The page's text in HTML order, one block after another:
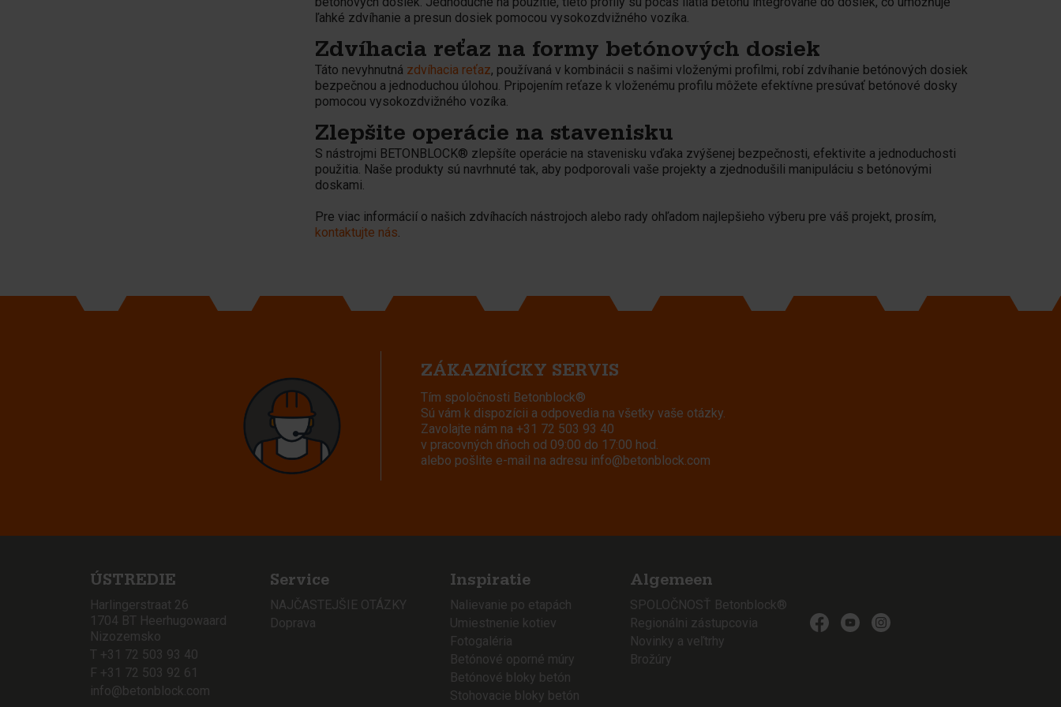
ľahké zdvíhanie a presun dosiek pomocou vysokozdvižného vozíka.
Zdvíhacia reťaz na formy betónových dosiek
Táto nevyhnutná zdvíhacia reťaz, používaná v kombinácii s našimi vloženými profilmi, robí zdvíhanie betónových dosiek
bezpečnou a jednoduchou úlohou. Pripojením reťaze k vloženému profilu môžete efektívne presúvať betónové dosky
pomocou vysokozdvižného vozíka.
Zlepšite operácie na stavenisku
S nástrojmi BETONBLOCK® zlepšíte operácie na stavenisku vďaka zvýšenej bezpečnosti, efektivite a jednoduchosti
použitia. Naše produkty sú navrhnuté tak, aby podporovali vaše projekty a zjednodušili manipuláciu s betónovými
doskami.
Pre viac informácií o našich zdvíhacích nástrojoch alebo rady ohľadom najlepšieho výberu pre váš projekt, prosím,
kontaktujte nás.
ZÁKAZNÍCKY SERVIS
Tím spoločnosti Betonblock®
Sú vám k dispozícii a odpovedia na všetky vaše otázky.
Zavolajte nám na +31 72 503 93 40
v pracovných dňoch od 09:00 do 17:00 hod.
alebo pošlite e-mail na adresu info@betonblock.com
ÚSTREDIE
Harlingerstraat 26
1704 BT Heerhugowaard
Nizozemsko
T +31 72 503 93 40
F +31 72 503 92 61
info@betonblock.com
Service
NAJČASTEJŠIE OTÁZKY
Doprava
Inspiratie
Nalievanie po etapách
Umiestnenie kotiev
Fotogaléria
Betónové oporné múry
Betónové bloky betón
Stohovacie bloky betón
Algemeen
SPOLOČNOSŤ Betonblock®
Regionálni zástupcovia
Novinky a veľtrhy
Brožúry